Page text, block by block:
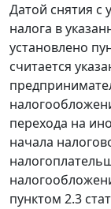
Датой снятия с
налога в
установлено
считается
перехода на
начала
пунктом 2.3